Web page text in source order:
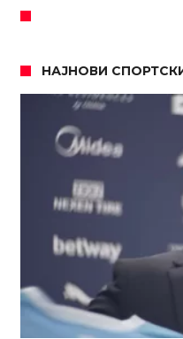
НАЈНОВИ